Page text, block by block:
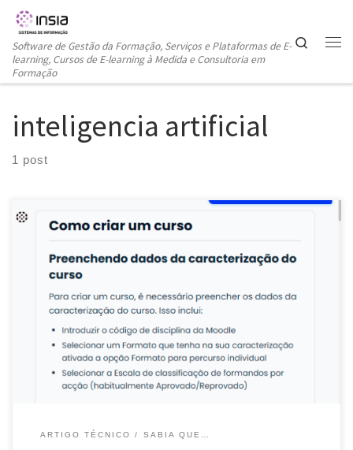
Skip to content
Software de Gestão da Formação, Serviços e Plataformas de E-
learning, Cursos de E-learning à Medida e Consultoria em
Formação
Search
inteligencia artificial
1 post
No âmbito da nossa estratégia contínua de Investigação e
Desenvolvimento (I&D), a INSIA tem vindo a investir na integração
de Inteligência Artificial (IA) nos seus produtos e serviços, com o
objetivo de melhorar a eficiência dos processos de gestão da
formação e enriquecer a experiência de aprendizagem dos
formandos. Como
ARTIGO TÉCNICO SABIA QUE…